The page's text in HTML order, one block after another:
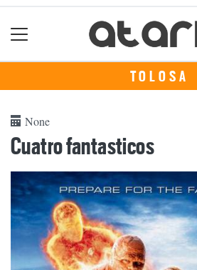
TOLOSA
None
Cuatro fantasticos